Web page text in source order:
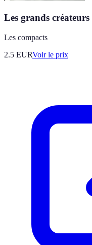
Les grands
Les compacts
2.5 EURVoir le prix